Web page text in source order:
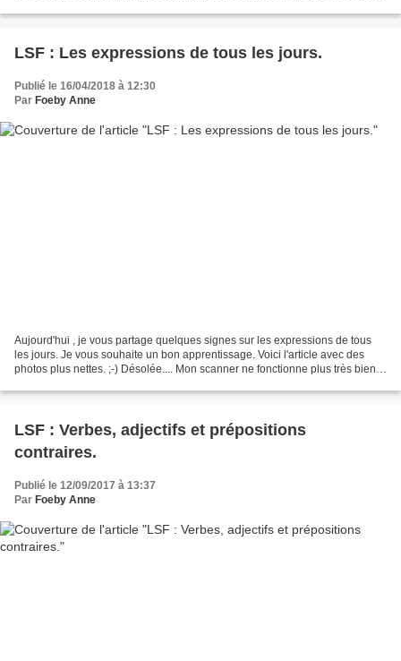
LSF : Les expressions de tous les jours.
Publié le 16/04/2018 à 12:30
Par Foeby Anne
Aujourd'hui , je vous partage quelques signes sur les expressions de tous
les jours. Je vous souhaite un bon apprentissage. Voici l'article avec des
photos plus nettes. ;-) Désolée.... Mon scanner ne fonctionne plus très bien.
LSF : Verbes, adjectifs et prépositions
contraires.
Publié le 12/09/2017 à 13:37
Par Foeby Anne